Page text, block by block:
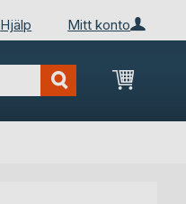
Mitt konto
Hjälp
Min